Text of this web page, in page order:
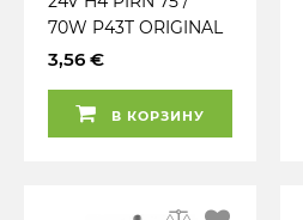
70W P43T ORIGINAL
OSRAM
3,56 €
В КОРЗИНУ